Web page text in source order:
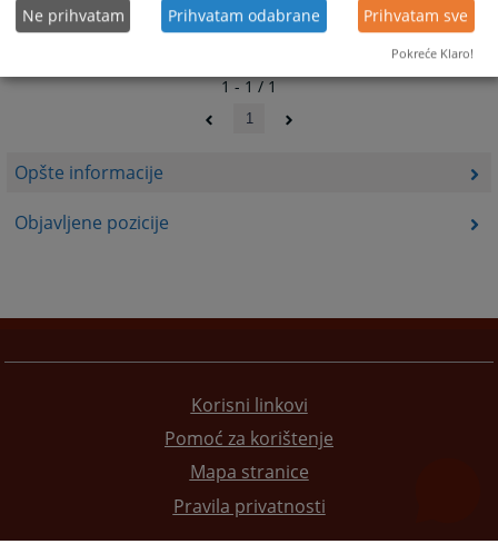
Opšte informacije
Objavljene pozicije
1 - 1 / 1
1
Korisni linkovi
Pomoć za korištenje
Mapa stranice
Pravila privatnosti
Ne prihvatam Prihvatam odabrane Prihvatam sve
Pokreće Klaro!